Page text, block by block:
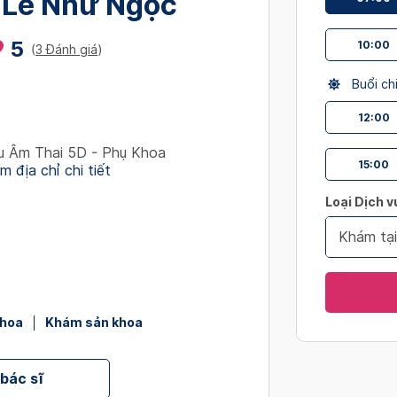
5 (3 Đánh giá)
Âm Thai 5D - Phụ Khoa
địa chỉ chi tiết
Khám sản khoa
sĩ
interact
with
calendar
and
select
a
date.
Press
the
question
mark
10:00
Buổi
12:00
15:00
Loại Dịch
Khám